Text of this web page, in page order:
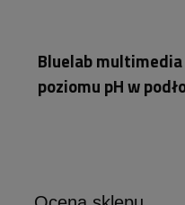
Bluelab
poziomu pH w